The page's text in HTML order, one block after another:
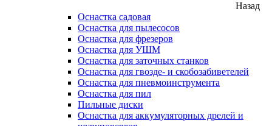
Назад
Оснастка садовая
Оснастка для пылесосов
Оснастка для фрезеров
Оснастка для УШМ
Оснастка для заточных станков
Оснастка для гвозде- и скобозабиветелей
Оснастка для пневмоинструмента
Оснастка для пил
Пильные диски
Оснастка для аккумуляторных дрелей и